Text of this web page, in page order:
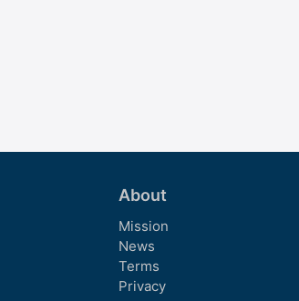
About
Mission
News
Terms
Privacy